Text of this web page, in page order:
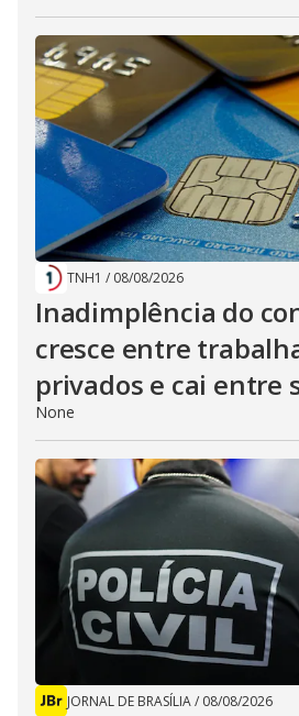
TNH1 / 08/08/2026
Inadimplência do
cresce entre
privados e cai entre
None
JORNAL DE BRASÍLIA/ 08/08/2026